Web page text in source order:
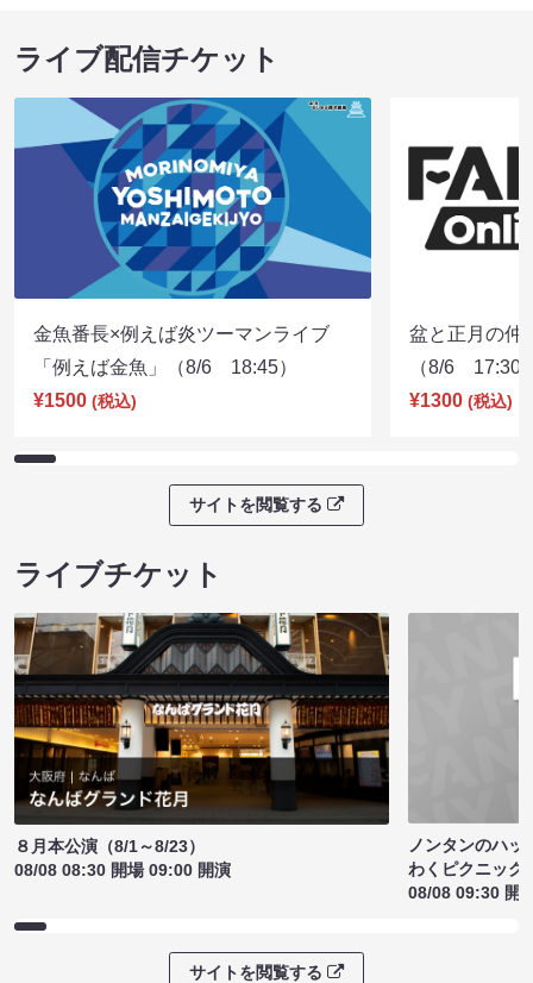
ライブ配信チケット
金魚番長×例えば炎ツーマンライブ
「例えば金魚」（8/6 18:45）
¥1500 (税込)
盆と正月の仲
（8/6 17:30
¥1300 (税込)
サイトを閲覧する
ライブチケット
８月本公演（8/1～8/23）
08/08 08:30 開場 09:00 開演
ノンタンのハッ
わくピクニック
08/08 09:30 開
サイトを閲覧する